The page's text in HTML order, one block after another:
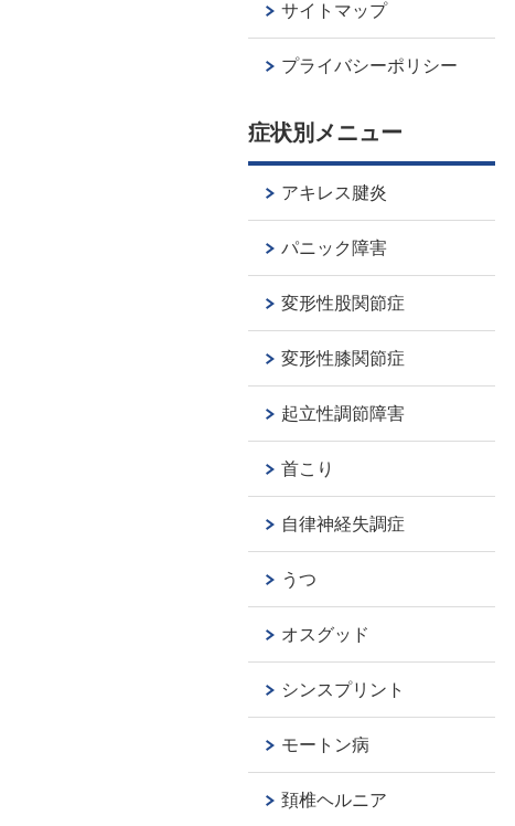
サイトマップ
プライバシーポリシー
症状別メニュー
アキレス腱炎
パニック障害
変形性股関節症
変形性膝関節症
起立性調節障害
首こり
自律神経失調症
うつ
オスグッド
シンスプリント
モートン病
頚椎ヘルニア